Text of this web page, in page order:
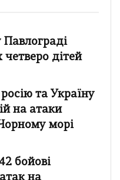
Павлограді
дітей
та Україну
на атаки
морі
бойові
на